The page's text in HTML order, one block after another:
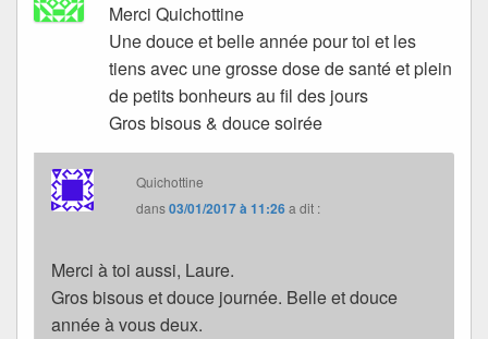
Merci Quichottine
Une douce et belle année pour toi et les
tiens avec une grosse dose de santé et plein
de petits bonheurs au fil des jours
Gros bisous & douce soirée
Quichottine
dans03/01/2017 à 11:26a dit :
Merci à toi aussi, Laure.
Gros bisous et douce journée. Belle et douce
année à vous deux.